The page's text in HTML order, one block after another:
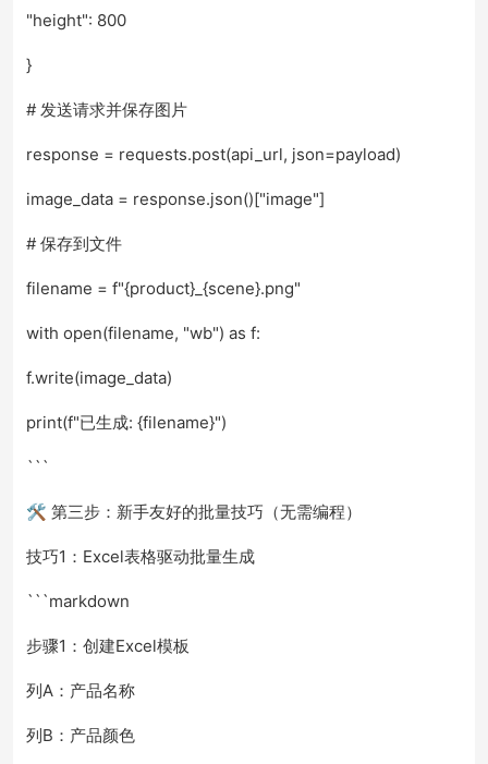
"height": 800
}
# 发送请求并保存图片
response = requests.post(api_url, json=payload)
image_data = response.json()["image"]
# 保存到文件
filename = f"{product}_{scene}.png"
with open(filename, "wb") as f:
f.write(image_data)
print(f"已生成: {filename}")
```
🛠️ 第三步：新手友好的批量技巧（无需编程）
技巧1：Excel表格驱动批量生成
```markdown
步骤1：创建Excel模板
列A：产品名称
列B：产品颜色